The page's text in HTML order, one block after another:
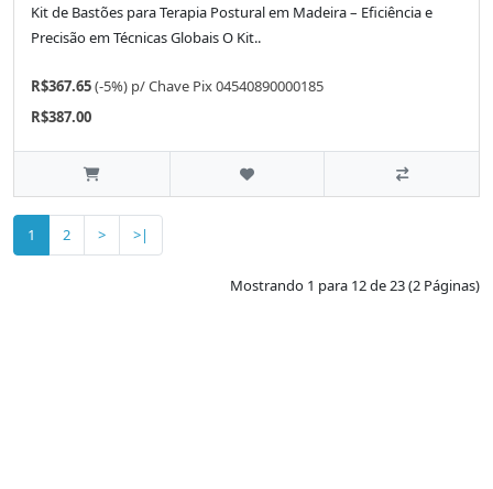
Kit de Bastões para Terapia Postural em Madeira – Eficiência e
Precisão em Técnicas Globais O Kit..
R$367.65(-5%) p/Chave Pix 04540890000185
R$387.00
1 2 > >|
Mostrando 1 para 12 de 23 (2 Páginas)